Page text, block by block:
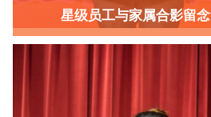
星级员工与家属合影留念